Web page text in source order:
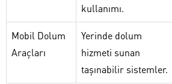
kullanımı.
Mobil Dolum
Araçları
Yerinde dolum
hizmeti sunan
taşınabilir sistemler.